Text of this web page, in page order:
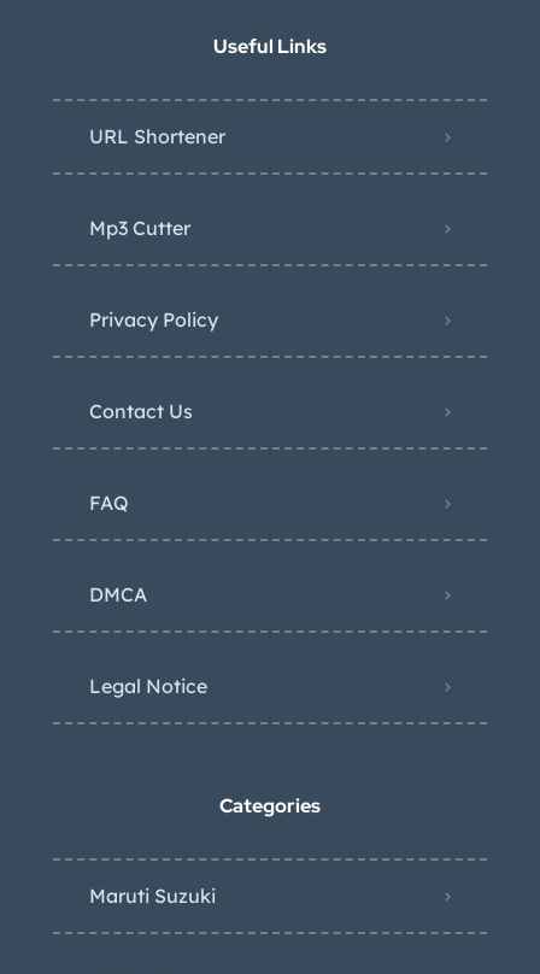
Useful Links
URL Shortener
Mp3 Cutter
Privacy Policy
Contact Us
FAQ
DMCA
Legal Notice
Categories
Maruti Suzuki